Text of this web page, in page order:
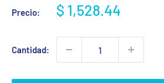
Precio:
Precio
venta
$ 1,528.44
Cantidad: